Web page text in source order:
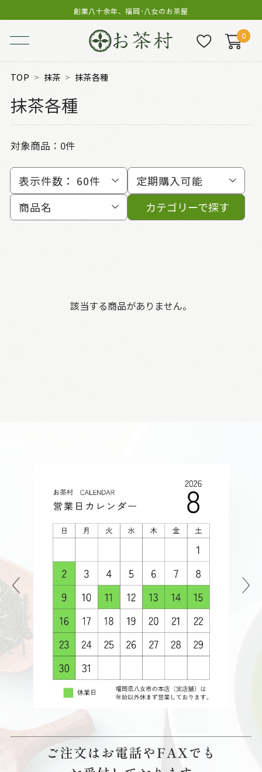
創業八十余年、福岡･八女のお茶屋
0
TOP 抹茶 抹茶各種
抹茶各種
対象商品：0件
表示件数： 60件
定期購入可能
商品名
カテゴリーで探す
該当する商品がありません。